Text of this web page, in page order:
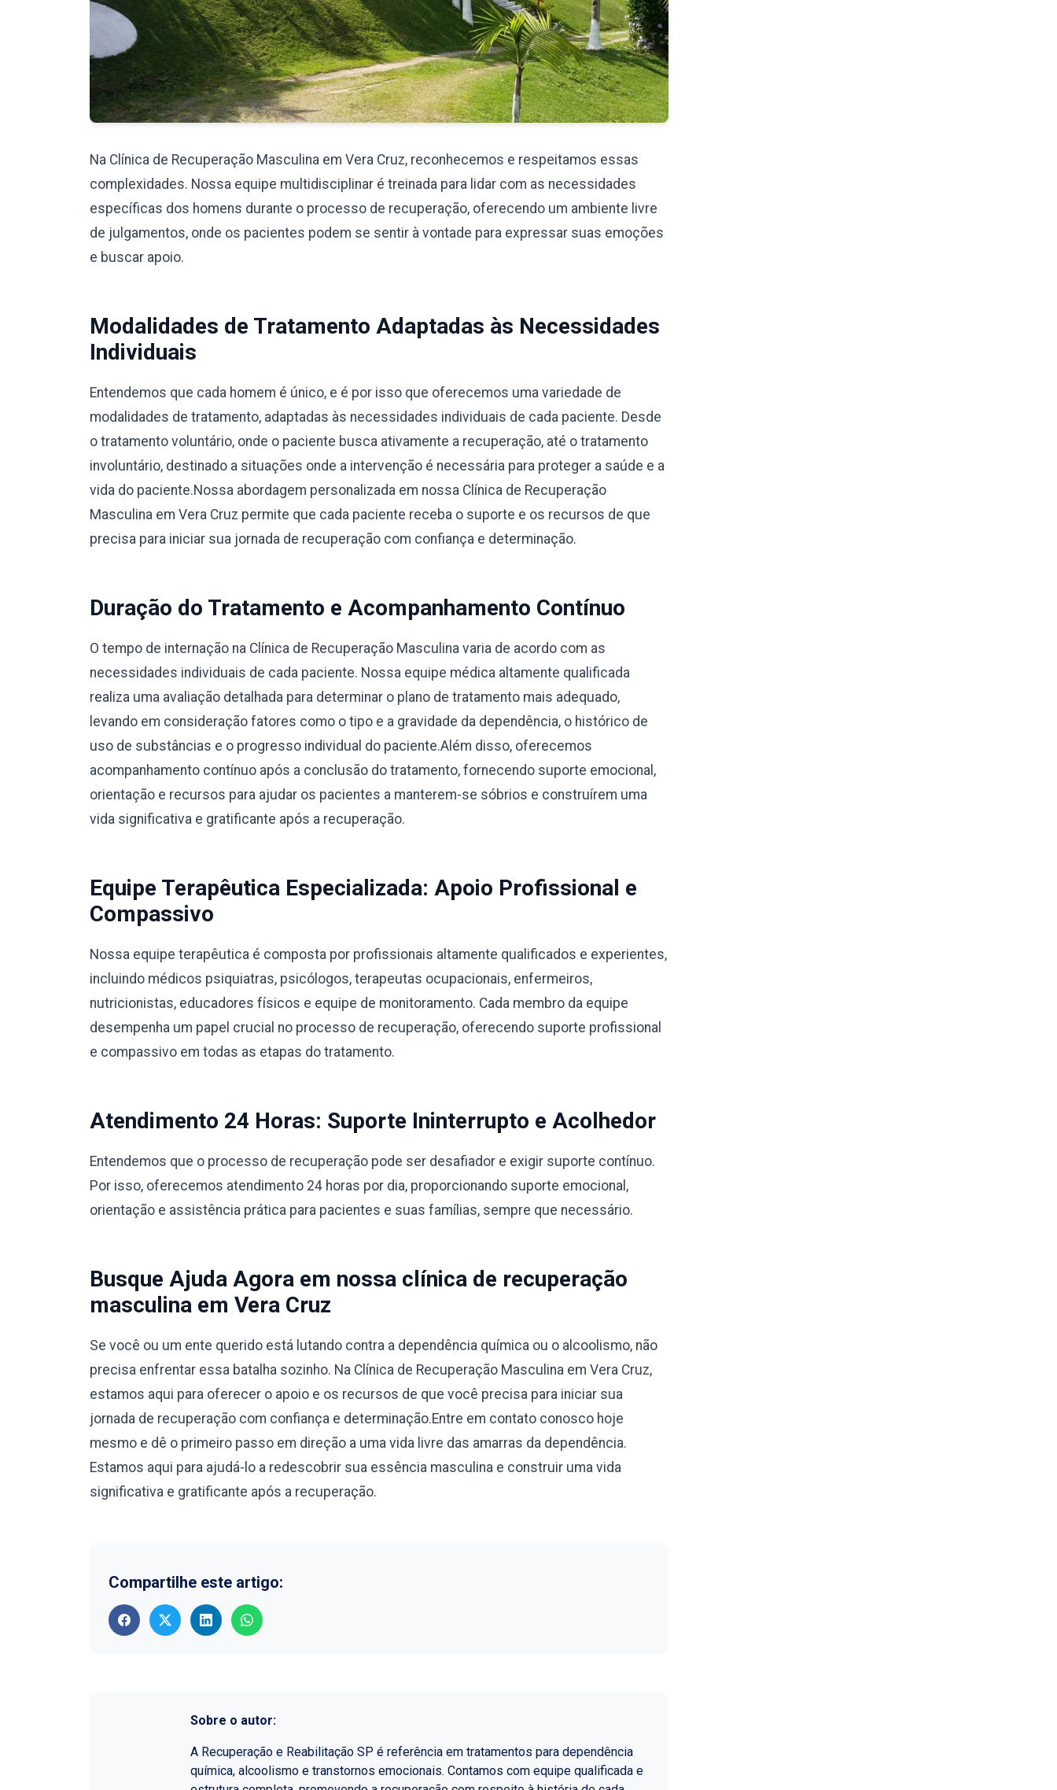
Na Clínica de Recuperação Masculina em Vera Cruz, reconhecemos e respeitamos essas
complexidades. Nossa equipe multidisciplinar é treinada para lidar com as necessidades
específicas dos homens durante o processo de recuperação, oferecendo um ambiente livre
de julgamentos, onde os pacientes podem se sentir à vontade para expressar suas emoções
e buscar apoio.
Modalidades de Tratamento Adaptadas às Necessidades
Individuais
Entendemos que cada homem é único, e é por isso que oferecemos uma variedade de
modalidades de tratamento, adaptadas às necessidades individuais de cada paciente. Desde
o tratamento voluntário, onde o paciente busca ativamente a recuperação, até o tratamento
involuntário, destinado a situações onde a intervenção é necessária para proteger a saúde e a
vida do paciente.Nossa abordagem personalizada em nossa Clínica de Recuperação
Masculina em Vera Cruz permite que cada paciente receba o suporte e os recursos de que
precisa para iniciar sua jornada de recuperação com confiança e determinação.
Duração do Tratamento e Acompanhamento Contínuo
O tempo de internação na Clínica de Recuperação Masculina varia de acordo com as
necessidades individuais de cada paciente. Nossa equipe médica altamente qualificada
realiza uma avaliação detalhada para determinar o plano de tratamento mais adequado,
levando em consideração fatores como o tipo e a gravidade da dependência, o histórico de
uso de substâncias e o progresso individual do paciente.Além disso, oferecemos
acompanhamento contínuo após a conclusão do tratamento, fornecendo suporte emocional,
orientação e recursos para ajudar os pacientes a manterem-se sóbrios e construírem uma
vida significativa e gratificante após a recuperação.
Equipe Terapêutica Especializada: Apoio Profissional e
Compassivo
Nossa equipe terapêutica é composta por profissionais altamente qualificados e experientes,
incluindo médicos psiquiatras, psicólogos, terapeutas ocupacionais, enfermeiros,
nutricionistas, educadores físicos e equipe de monitoramento. Cada membro da equipe
desempenha um papel crucial no processo de recuperação, oferecendo suporte profissional
e compassivo em todas as etapas do tratamento.
Atendimento 24 Horas: Suporte Ininterrupto e Acolhedor
Entendemos que o processo de recuperação pode ser desafiador e exigir suporte contínuo.
Por isso, oferecemos atendimento 24 horas por dia, proporcionando suporte emocional,
orientação e assistência prática para pacientes e suas famílias, sempre que necessário.
Busque Ajuda Agora em nossa clínica de recuperação
masculina em Vera Cruz
Se você ou um ente querido está lutando contra a dependência química ou o alcoolismo, não
precisa enfrentar essa batalha sozinho. Na Clínica de Recuperação Masculina em Vera Cruz,
estamos aqui para oferecer o apoio e os recursos de que você precisa para iniciar sua
jornada de recuperação com confiança e determinação.Entre em contato conosco hoje
mesmo e dê o primeiro passo em direção a uma vida livre das amarras da dependência.
Estamos aqui para ajudá-lo a redescobrir sua essência masculina e construir uma vida
significativa e gratificante após a recuperação.
Compartilhe este artigo:
Sobre o autor:
A Recuperação e Reabilitação SP é referência em tratamentos para dependência
química, alcoolismo e transtornos emocionais. Contamos com equipe qualificada e